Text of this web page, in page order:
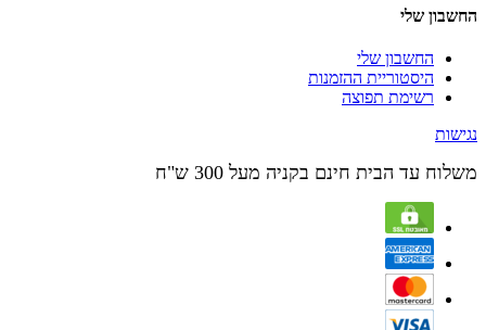
החשבון שלי
החשבון שלי
היסטוריית ההזמנות
רשימת תפוצה
נגישות
משלוח עד הבית חינם בקניה מעל 300 ש"ח